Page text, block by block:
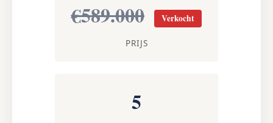
€589.000 Verkocht
PRIJS
5